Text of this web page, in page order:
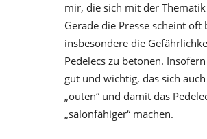
mir, die sich mit der
Gerade die Presse scheint oft
insbesondere die
Pedelecs zu betonen.
gut und wichtig, das sich
„outen“ und damit das
„salonfähiger“ machen.